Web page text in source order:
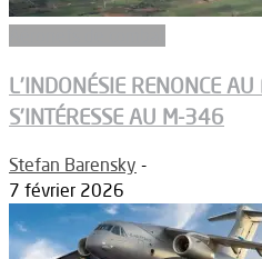
L’INDONÉSIE RENONCE
S’INTÉRESSE AU M-346
Stefan Barensky -
7 février 2026